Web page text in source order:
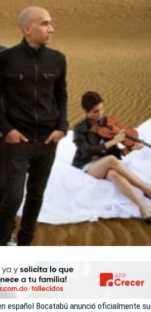
español Bocatabú anunció oficialmente su